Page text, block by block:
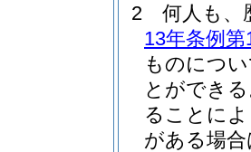
2
何人も、
13年条例第
ものにつ
とができ
ることに
がある場